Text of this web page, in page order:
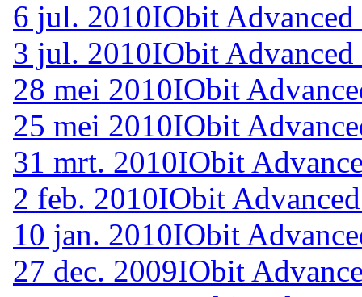
6 jul. 2010IObit Advanced
3 jul. 2010IObit Advanced
28 mei 2010IObit
25 mei 2010IObit
31 mrt. 2010IObit
2 feb. 2010IObit
10 jan. 2010IObit
27 dec. 2009IObit